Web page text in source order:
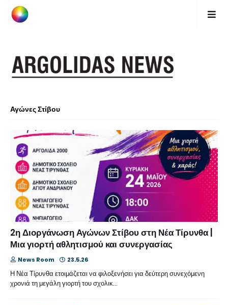
Αγώνες Στίβου
2η Διοργάνωση Αγώνων Στίβου στη Νέα Τίρυνθα |
Μια γιορτή αθλητισμού και συνεργασίας
News Room 23.5.26
Η Νέα Τίρυνθα ετοιμάζεται να φιλοξενήσει για δεύτερη συνεχόμενη
χρονιά τη μεγάλη γιορτή του σχολικ…